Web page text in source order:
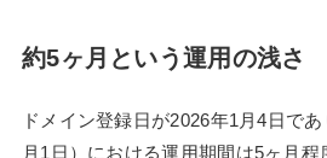
約5ヶ月という運用の浅さ
ドメイン登録日が2026年1月4日で
月1日）における運用期間は5ヶ月程